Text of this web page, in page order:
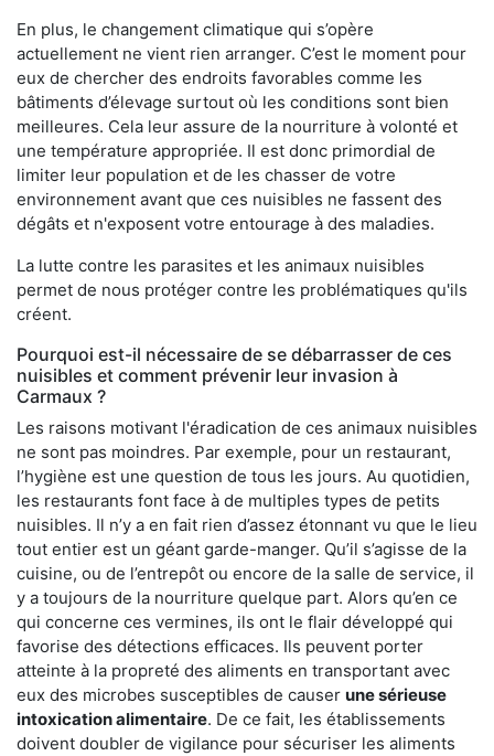
En plus, le changement climatique qui s’opère
actuellement ne vient rien arranger. C’est le moment pour
eux de chercher des endroits favorables comme les
bâtiments d’élevage surtout où les conditions sont bien
meilleures. Cela leur assure de la nourriture à volonté et
une température appropriée. Il est donc primordial de
limiter leur population et de les chasser de votre
environnement avant que ces nuisibles ne fassent des
dégâts et n'exposent votre entourage à des maladies.
La lutte contre les parasites et les animaux nuisibles
permet de nous protéger contre les problématiques qu'ils
créent.
Pourquoi est-il nécessaire de se débarrasser de ces
nuisibles et comment prévenir leur invasion à
Carmaux ?
Les raisons motivant l'éradication de ces animaux nuisibles
ne sont pas moindres. Par exemple, pour un restaurant,
l’hygiène est une question de tous les jours. Au quotidien,
les restaurants font face à de multiples types de petits
nuisibles. Il n’y a en fait rien d’assez étonnant vu que le lieu
tout entier est un géant garde-manger. Qu’il s’agisse de la
cuisine, ou de l’entrepôt ou encore de la salle de service, il
y a toujours de la nourriture quelque part. Alors qu’en ce
qui concerne ces vermines, ils ont le flair développé qui
favorise des détections efficaces. Ils peuvent porter
atteinte à la propreté des aliments en transportant avec
eux des microbes susceptibles de causer une sérieuse
intoxication alimentaire. De ce fait, les établissements
doivent doubler de vigilance pour sécuriser les aliments